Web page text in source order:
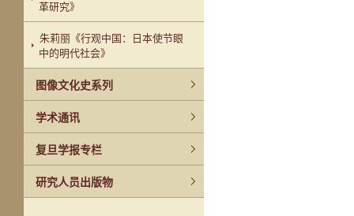
革研究》
朱莉丽《行观中国：日本使节眼
中的明代社会》
图像文化史系列
学术通讯
复旦学报专栏
研究人员出版物